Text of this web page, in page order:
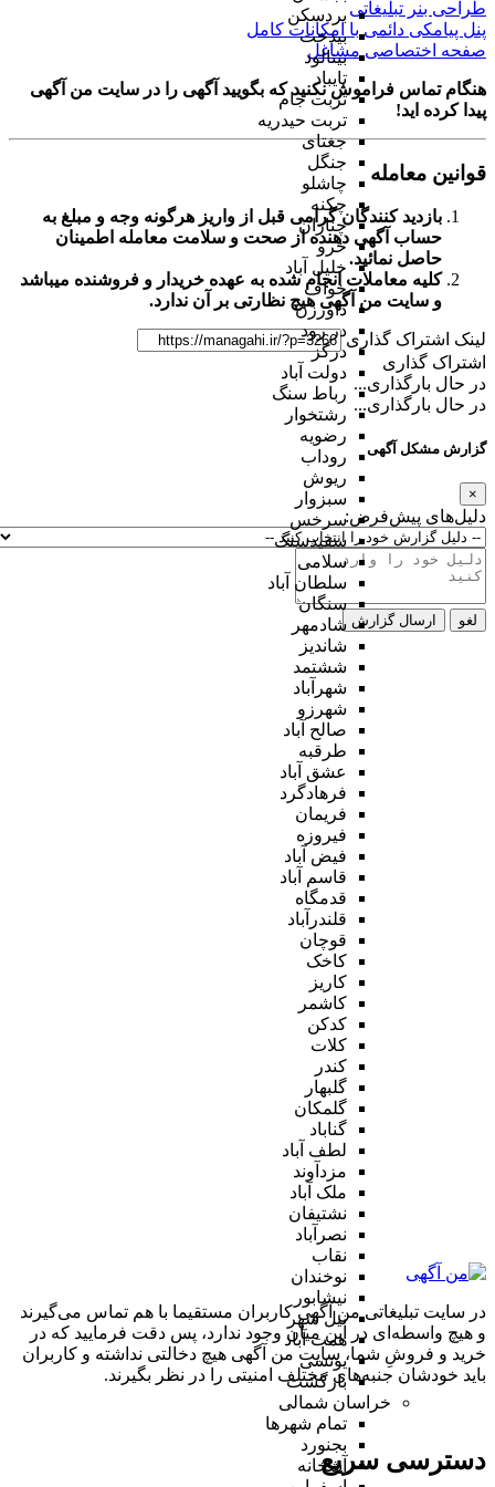
بردسکن
بیدخت
بینالود
تایباد
تربت جام
تربت حیدریه
جغتای
جنگل
چاشلو
چکنه
چناران
خرو
خلیل آباد
خواف
داورزن
در رود
درگز
دولت آباد
رباط سنگ
رشتخوار
رضویه
روداب
ریوش
سبزوار
سرخس
سفیدسنگ
سلامی
سلطان آباد
سنگان
شادمهر
شاندیز
ششتمد
شهرآباد
شهرزو
صالح آباد
طرقبه
عشق آباد
فرهادگرد
فریمان
فیروزه
فیض آباد
قاسم آباد
قدمگاه
قلندرآباد
قوچان
کاخک
کاریز
کاشمر
کدکن
کلات
کندر
گلبهار
گلمکان
گناباد
لطف آباد
مزدآوند
ملک آباد
نشتیفان
نصرآباد
نقاب
نوخندان
نیشابور
نیل شهر
همت آباد
یونسی
بازگشت
خراسان شمالی
تمام شهر‌ها
بجنورد
آشخانه
طراحی بنر تبلیغاتی
پنل پیامکی دائمی با امکانات کامل
صفحه اختصاصی مشاغل
هنگام تماس فراموش نکنید که بگویید آگهی را در سایت من آگهی
پیدا کرده اید!
قوانین معامله
بازدید کنندگان گرامی قبل از واریز هرگونه وجه و مبلغ به
حساب آگهی دهنده از صحت و سلامت معامله اطمینان
حاصل نمائید.
کلیه معاملات انجام شده به عهده خریدار و فروشنده میباشد
و سایت من آگهیهیچ نظارتی بر آن ندارد.
لینک اشتراک گذاری
اشتراک گذاری
در حال بارگذاری...
در حال بارگذاری...
گزارش مشکل آگهی
×
دلیل‌های پیش‌فرض:
لغو ارسال گزارش
در سایت تبلیغاتی من آگهی کاربران مستقیما با هم تماس می‌گیرند
و هیچ واسطه‌ای در این میان وجود ندارد، پس دقت فرمایید که در
خرید و فروشِ شما، سایت من آگهی هیچ دخالتی نداشته و کاربران
باید خودشان جنبه‌های مختلف امنیتی را در نظر بگیرند.
دسترسی سریع